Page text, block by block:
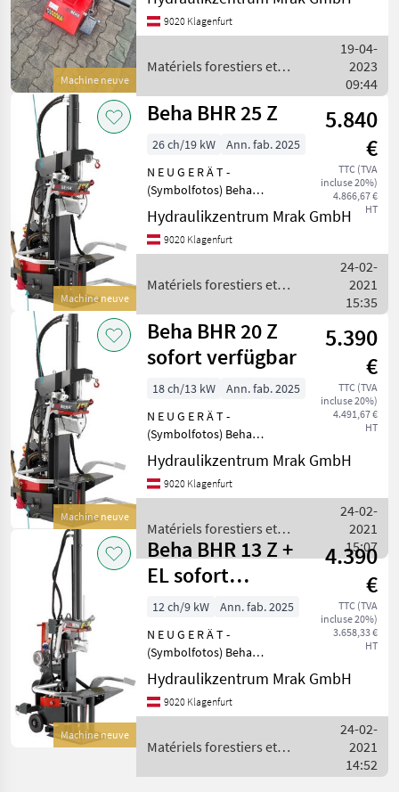
UNE
CATÉGORIE
Beha
Posch
Binderberger
Krpan
Vogesenblitz
Lancman
Afficher
tous
les 38
MARKETPLACE
Marketplace
Offres des
distributeurs
Petites
annonces
Machine neuve
Leistung: 8to
Spaltvorschub: 45cm max.
Spaltmesser mit schne
9020 Klagenfurt
Matériels forestiers et
bois / Beha
19-04-
2023
09:44
Machine neuve
Beha BHR 25 Z
5.840
€
TTC (TVA
incluse 20%)
4.866,67 €
HT
26 ch/19 kW
Ann. fab. 2025
N E U G E R Ä T -
(Symbolfotos) Beha
Holzspalter BHR 25 Z,
robuste Konstruktion,
Gusspumpe langlebig und
Einstellung der
Hydraulikzentrum Mrak GmbH
9020 Klagenfurt
Matériels forestiers et
bois / Beha
24-02-
2021
15:35
Machine neuve
Beha BHR 20 Z
sofort verfügbar
5.390
€
TTC (TVA
incluse 20%)
4.491,67 €
HT
18 ch/13 kW
Ann. fab. 2025
N E U G E R Ä T -
(Symbolfotos) Beha
Holzspalter BHR 20 Z,
robuste Konstruktion,
Spaltgeschwindigkeit
Spaltmessers, Haltebügel
zum Anheben
Hydraulikzentrum Mrak GmbH
9020 Klagenfurt
Matériels forestiers et
matériels pour le travail du
bois / Beha
24-02-
2021
15:07
Machine neuve
Beha BHR 13 Z +
EL sofort
Verfügbar
4.390
€
TTC (TVA
incluse 20%)
3.658,33 €
HT
12 ch/9 kW
Ann. fab. 2025
N E U G E R Ä T -
(Symbolfotos) Beha
Holzspalter BHR 13 Z + EL ,
Hubhöhenabschaltung
unten und oben einstellbar,
max. Nutzleistung, zusätzlic
Hydraulikzentrum Mrak GmbH
9020 Klagenfurt
Matériels forestiers et
bois / Beha
24-02-
2021
14:52